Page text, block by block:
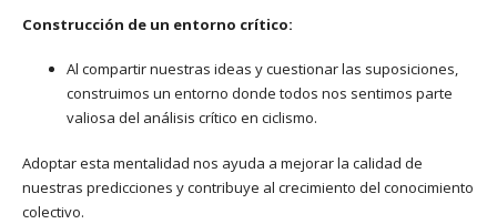
Construcción de un entorno crítico:
Al compartir nuestras ideas y cuestionar las suposiciones,
construimos un entorno donde todos nos sentimos parte
valiosa del análisis crítico en ciclismo.
Adoptar esta mentalidad nos ayuda a mejorar la calidad de
nuestras predicciones y contribuye al crecimiento del conocimiento
colectivo.